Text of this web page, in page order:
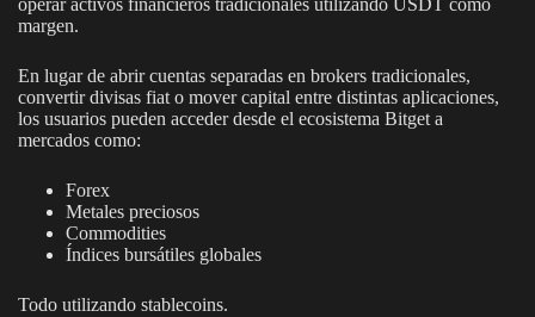
operar activos financieros tradicionales utilizando USDT como
margen.
En lugar de abrir cuentas separadas en brokers tradicionales,
convertir divisas fiat o mover capital entre distintas aplicaciones,
los usuarios pueden acceder desde el ecosistema Bitget a
mercados como:
Forex
Metales preciosos
Commodities
Índices bursátiles globales
Todo utilizando stablecoins.